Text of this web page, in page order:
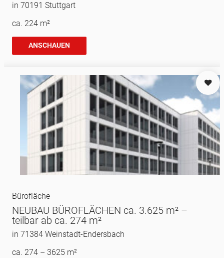
in 70191 Stuttgart
ca. 224 m²
ANSCHAUEN
Bürofläche
NEUBAU BÜROFLÄCHEN ca. 3.625 m² –
teilbar ab ca. 274 m²
in 71384 Weinstadt-Endersbach
ca. 274 – 3625 m²